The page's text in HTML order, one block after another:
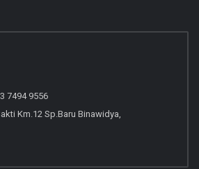
7494 9556
Km.12 Sp.Baru Binawidya,